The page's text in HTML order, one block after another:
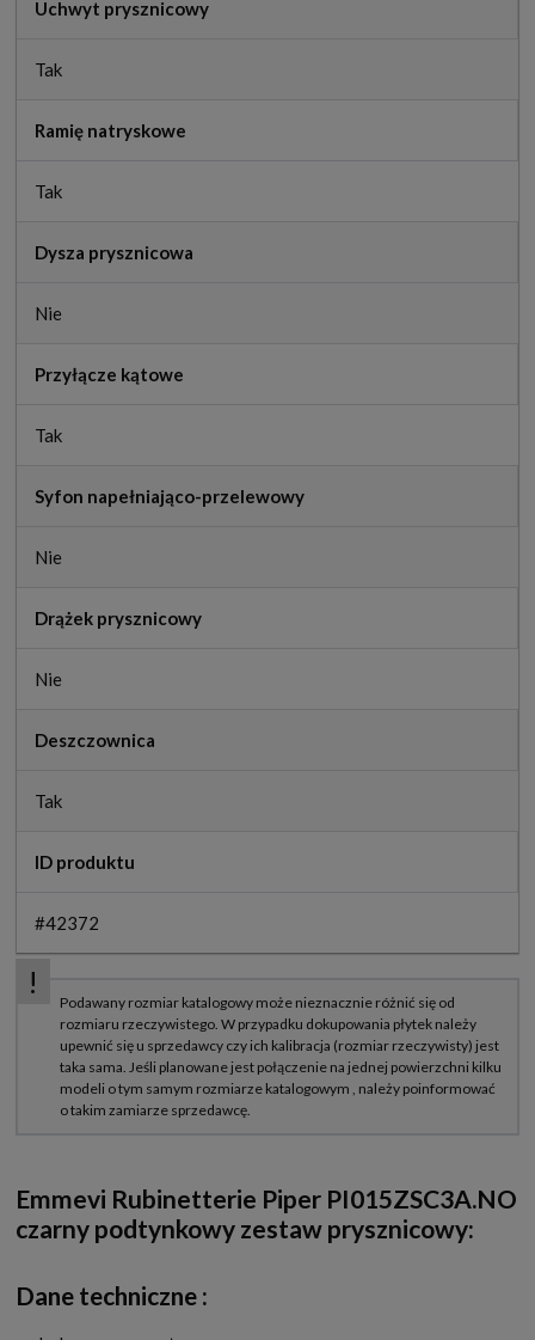
Uchwyt prysznicowy
Tak
Ramię natryskowe
Tak
Dysza prysznicowa
Nie
Przyłącze kątowe
Tak
Syfon napełniająco-przelewowy
Nie
Drążek prysznicowy
Nie
Deszczownica
Tak
ID produktu
#42372
Emmevi Rubinetterie Piper PI015ZSC3A.NO
czarny podtynkowy zestaw prysznicowy:
Dane techniczne :